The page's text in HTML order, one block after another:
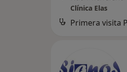
Clínica Elas